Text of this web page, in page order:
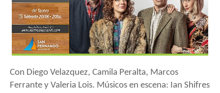
Con Diego Velazquez, Camila Peralta, Marcos
Ferrante y Valeria Lois. Músicos en escena: Ian Shifres